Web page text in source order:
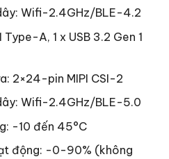
Wifi-2.4GHz/BLE-4.2
Type-A, 1 x USB 3.2 Gen 1
2×24-pin MIPI CSI-2
Wifi-2.4GHz/BLE-5.0
-10 đến 45°C
động: -0-90% (không